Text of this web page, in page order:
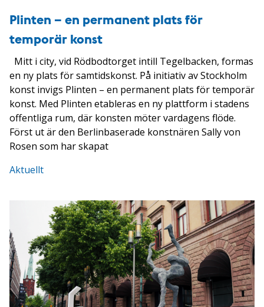
Plinten – en permanent plats för
temporär konst
Mitt i city, vid Rödbodtorget intill Tegelbacken, formas
en ny plats för samtidskonst. På initiativ av Stockholm
konst invigs Plinten – en permanent plats för temporär
konst. Med Plinten etableras en ny plattform i stadens
offentliga rum, där konsten möter vardagens flöde.
Först ut är den Berlinbaserade konstnären Sally von
Rosen som har skapat
Aktuellt